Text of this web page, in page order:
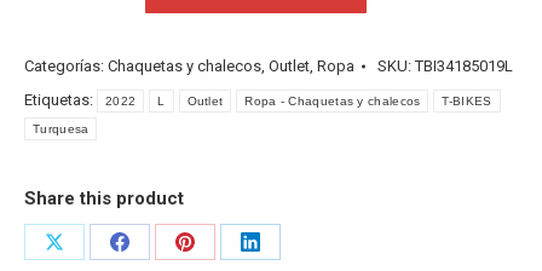
Tempus
Neg/Turquesa
T/L
cantidad
Categorías: Chaquetas y chalecos, Outlet, Ropa SKU:TBI34185019L
Etiquetas:
2022 L Outlet Ropa - Chaquetas y chalecos T-BIKES
Turquesa
Share this product
Share
Share
Share
Share